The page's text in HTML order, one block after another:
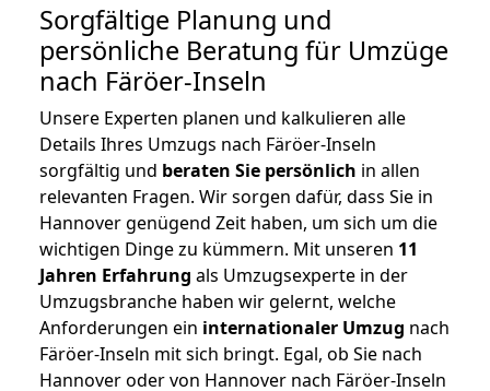
Sorgfältige Planung und
persönliche Beratung für Umzüge
nach Färöer-Inseln
Unsere Experten planen und kalkulieren alle
Details Ihres Umzugs nach Färöer-Inseln
sorgfältig und beraten Sie persönlich in allen
relevanten Fragen. Wir sorgen dafür, dass Sie in
Hannover genügend Zeit haben, um sich um die
wichtigen Dinge zu kümmern. Mit unseren 11
Jahren Erfahrung als Umzugsexperte in der
Umzugsbranche haben wir gelernt, welche
Anforderungen ein internationaler Umzug nach
Färöer-Inseln mit sich bringt. Egal, ob Sie nach
Hannover oder von Hannover nach Färöer-Inseln